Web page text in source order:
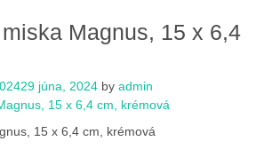
Magnus, 15 x 6,4
29 júna, 2024 by admin
15 x 6,4 cm, krémová